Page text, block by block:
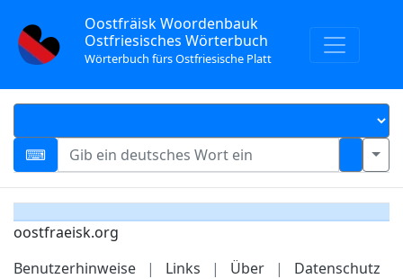
Oostfräisk Woordenbauk
Ostfriesisches Wörterbuch
Wörterbuch fürs Ostfriesische Platt
oostfraeisk.org
Benutzerhinweise
| Links | Über | Datenschutz